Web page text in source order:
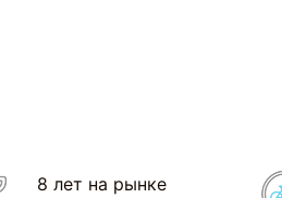
8 лет на рынке